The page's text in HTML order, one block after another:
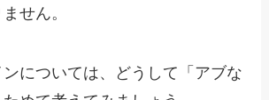
せん。
については、どうして「アブな